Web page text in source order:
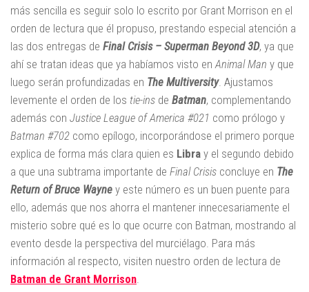
más sencilla es seguir solo lo escrito por Grant Morrison en el
orden de lectura que él propuso, prestando especial atención a
las dos entregas de Final Crisis – Superman Beyond 3D, ya que
ahí se tratan ideas que ya habíamos visto en Animal Man y que
luego serán profundizadas en The Multiversity. Ajustamos
levemente el orden de los tie-ins de Batman, complementando
además con Justice League of America #021 como prólogo y
Batman #702 como epílogo, incorporándose el primero porque
explica de forma más clara quien es Libra y el segundo debido
a que una subtrama importante de Final Crisis concluye en The
Return of Bruce Wayne y este número es un buen puente para
ello, además que nos ahorra el mantener innecesariamente el
misterio sobre qué es lo que ocurre con Batman, mostrando al
evento desde la perspectiva del murciélago. Para más
información al respecto, visiten nuestro orden de lectura de
Batman de Grant Morrison